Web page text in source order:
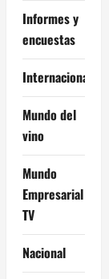
Informes y
encuestas
Internacional
Mundo del
vino
Mundo
Empresarial
TV
Nacional